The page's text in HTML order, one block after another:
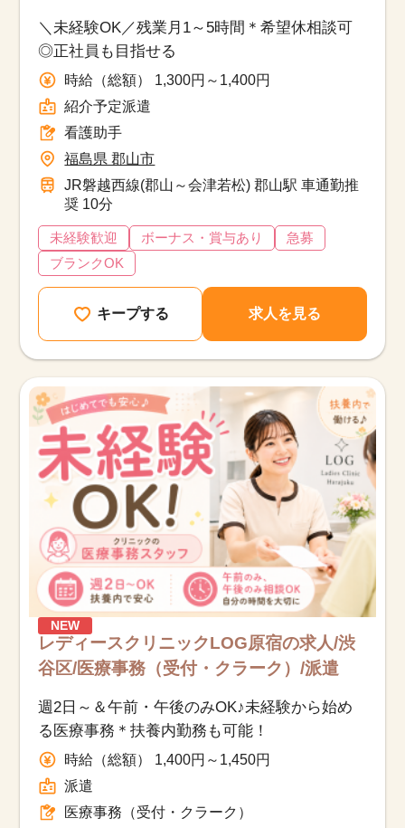
＼未経験OK／残業月1～5時間＊希望休相談可
◎正社員も目指せる
時給（総額） 1,300円～1,400円
紹介予定派遣
看護助手
福島県 郡山市
JR磐越西線(郡山～会津若松) 郡山駅 車通勤推
奨 10分
未経験歓迎 ボーナス・賞与あり
急募
ブランクOK
キープする 求人を見る
NEW
レディースクリニックLOG原宿の求人/渋
谷区/医療事務（受付・クラーク）/派遣
週2日～＆午前・午後のみOK♪未経験から始め
る医療事務＊扶養内勤務も可能！
時給（総額） 1,400円～1,450円
派遣
医療事務（受付・クラーク）